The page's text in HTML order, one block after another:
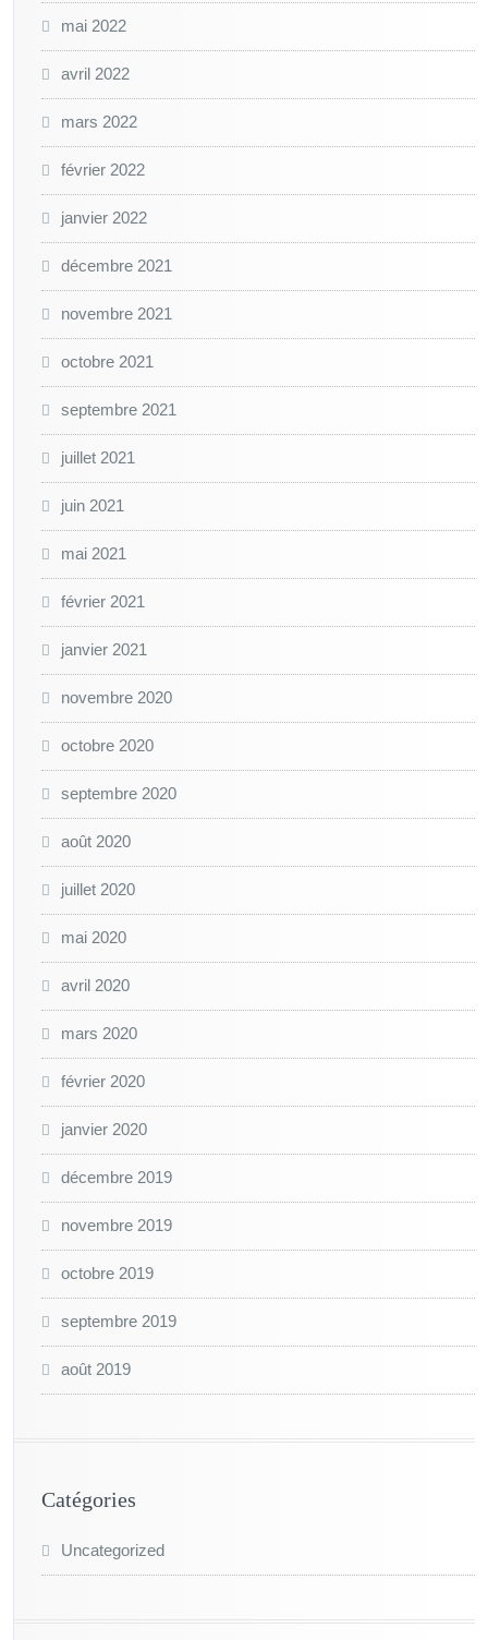
mai 2022
avril 2022
mars 2022
février 2022
janvier 2022
décembre 2021
novembre 2021
octobre 2021
septembre 2021
juillet 2021
juin 2021
mai 2021
février 2021
janvier 2021
novembre 2020
octobre 2020
septembre 2020
août 2020
juillet 2020
mai 2020
avril 2020
mars 2020
février 2020
janvier 2020
décembre 2019
novembre 2019
octobre 2019
septembre 2019
août 2019
Catégories
Uncategorized